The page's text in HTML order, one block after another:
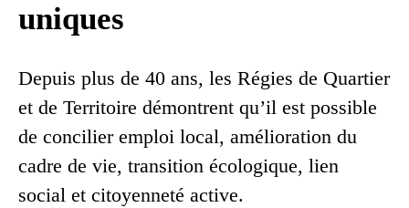
uniques
Depuis plus de 40 ans, les Régies de Quartier
et de Territoire démontrent qu’il est possible
de concilier emploi local, amélioration du
cadre de vie, transition écologique, lien
social et citoyenneté active.